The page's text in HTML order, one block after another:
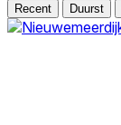
Recent Duurst